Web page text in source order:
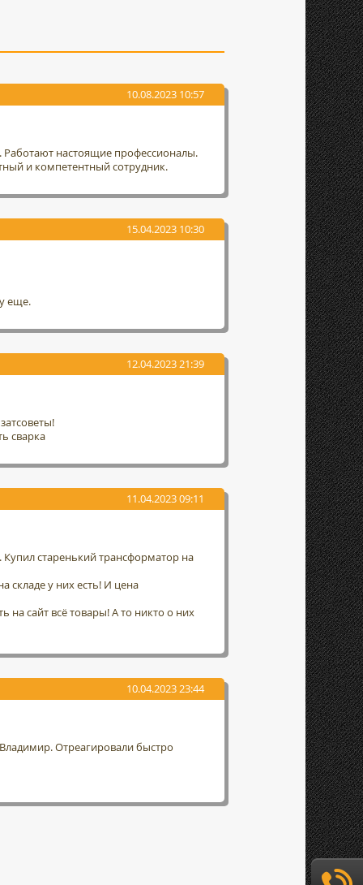
10.08.2023 10:57
Работают настоящие профессионалы.
и компетентный сотрудник.
15.04.2023 10:30
еще.
12.04.2023 21:39
сварка
11.04.2023 09:11
Купил старенький трансформатор на
складе у них есть! И цена
на сайт всё товары! А то никто о них
10.04.2023 23:44
Отреагировали быстро